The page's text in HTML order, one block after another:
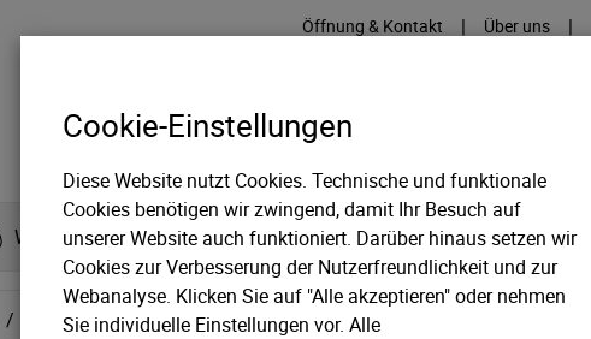
Öffnung & Kontakt | Über uns |
WÄRME KÄLTE IT
News 2023 Ein Blick hinter die älteste Turbine der Region.
Cookie-Einstellungen
Diese Website nutzt Cookies. Technische und funktionale
Cookies benötigen wir zwingend, damit Ihr Besuch auf
unserer Website auch funktioniert. Darüber hinaus setzen wir
Cookies zur Verbesserung der Nutzerfreundlichkeit und zur
Webanalyse. Klicken Sie auf "Alle akzeptieren" oder nehmen
Sie individuelle Einstellungen vor. Alle